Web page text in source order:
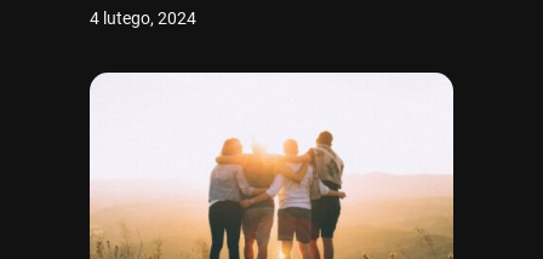
4 lutego, 2024